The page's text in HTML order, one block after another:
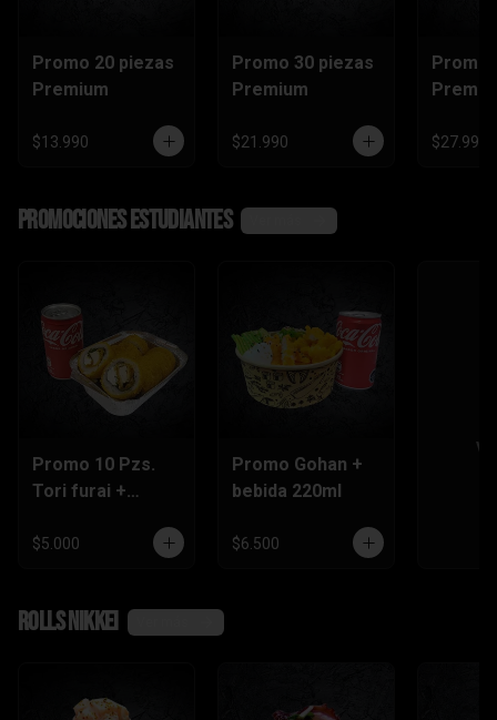
Promo 20 piezas
Premium
$13.990
Promo 30 piezas
Premium
$21.990
Promo
$27.990
Promociones Estudiantes
Promo 10 Pzs.
Tori furai +
$5.000
Promo Gohan +
bebida 220ml
$6.500
Rolls nikkei